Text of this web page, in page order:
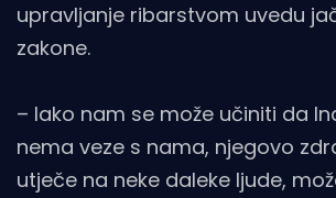
upravljanje ribarstvom uvedu
zakone.
– Iako nam se može učiniti da
nema veze s nama, njegovo
utječe na neke daleke ljude,